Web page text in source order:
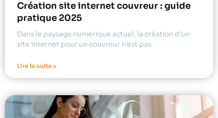
Création site internet couvreur : guide
pratique 2025
Dans le paysage numérique actuel, la création d’un
site internet pour un couvreur n’est pas
Lire la suite »